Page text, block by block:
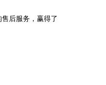
后服务，赢得了